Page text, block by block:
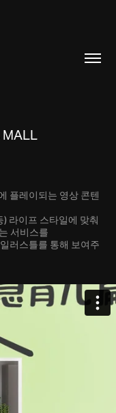
MALL
플레이되는 영상 콘텐
라이프 스타일에 맞춰
서비스를
러스틀를 통해 보여주